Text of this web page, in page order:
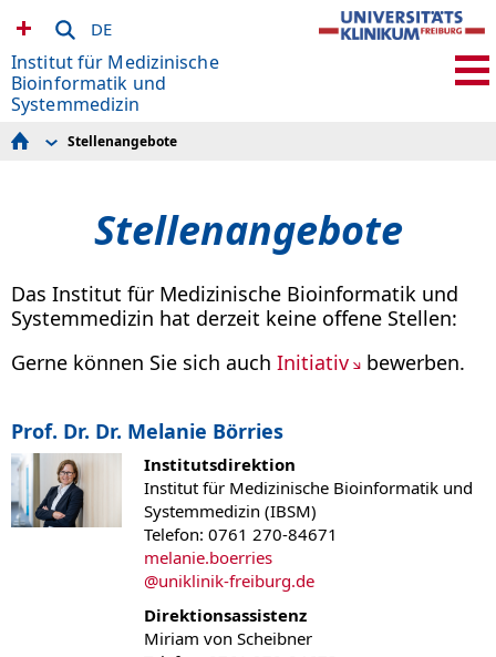
DE
Institut für Medizinische
Bioinformatik und
Systemmedizin
Publikationen
Stellenangebote
Stellenangebote
Das Institut für Medizinische Bioinformatik und
Systemmedizin hat derzeit keine offene Stellen:
Gerne können Sie sich auch Initiativ bewerben.
Prof. Dr. Dr. Melanie Börries
Institutsdirektion
Institut für Medizinische Bioinformatik und
Systemmedizin (IBSM)
Telefon: 0761 270-84671
melanie.boerries
@uniklinik-freiburg.de
Direktionsassistenz
Miriam von Scheibner